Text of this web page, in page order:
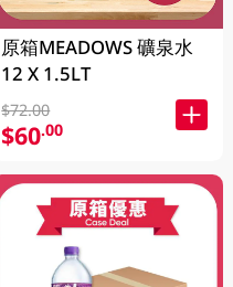
原箱MEADOWS 礦泉水
12 X 1.5LT
$72.00
$60.00